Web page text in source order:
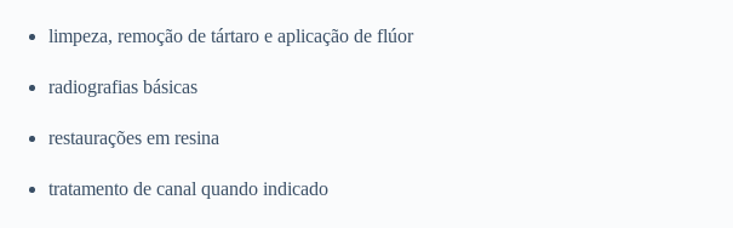
limpeza, remoção de tártaro e aplicação de flúor
radiografias básicas
restaurações em resina
tratamento de canal quando indicado